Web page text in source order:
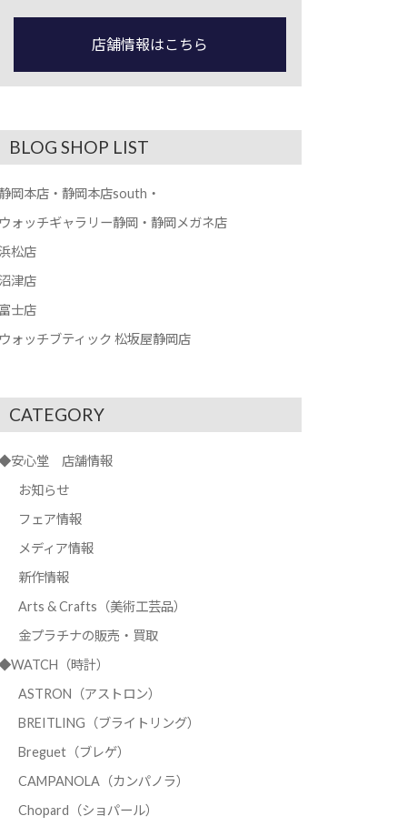
店舗情報はこちら
BLOG SHOP LIST
岡本店・静岡本店south・
ォッチギャラリー静岡・静岡メガネ店
松店
津店
士店
ォッチブティック 松坂屋静岡店
CATEGORY
安心堂 店舗情報
お知らせ
フェア情報
メディア情報
新作情報
Arts & Crafts（美術工芸品）
金プラチナの販売・買取
（時計）
ASTRON（アストロン）
BREITLING（ブライトリング）
Breguet（ブレゲ）
CAMPANOLA（カンパノラ）
Chopard（ショパール）